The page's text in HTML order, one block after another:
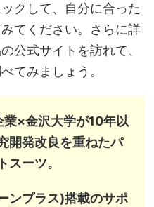
クして、自分に合った
てください。さらに詳
公式サイトを訪れて、
てみましょう。
×金沢大学が10年以
開発改良を重ねたパ
スーツ。
ンプラス)搭載のサポ